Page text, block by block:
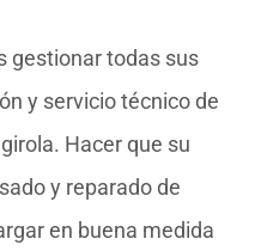
gestionar todas sus
y servicio técnico de
Hacer que su
y reparado de
en buena medida